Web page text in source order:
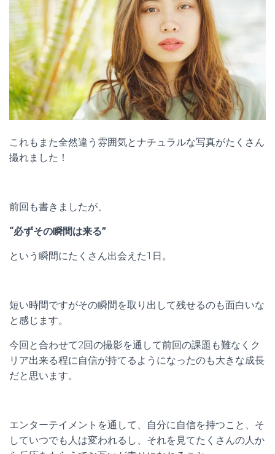
これもまた全然違う雰囲気とナチュラルな写真がたくさん
撮れました！
前回も書きましたが、
“必ずその瞬間は来る”
という瞬間にたくさん出会えた1日。
短い時間ですがその瞬間を取り出して残せるのも面白いな
と感じます。
今回と合わせて2回の撮影を通して前回の課題も難なくク
リア出来る程に自信が持てるようになったのも大きな成長
だと思います。
エンターテイメントを通して、自分に自信を持つこと、そ
していつでも人は変われるし、それを見てたくさんの人か